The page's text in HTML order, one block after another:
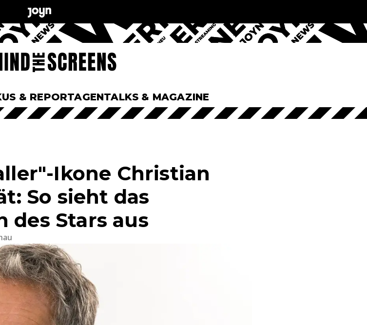
& REPORTAGENTALKS & MAGAZINE
Ikone Christian
So sieht das
des Stars aus